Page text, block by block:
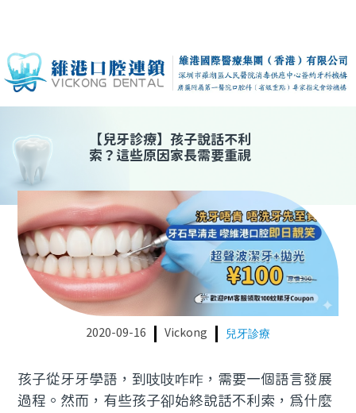
【兒牙診療】 孩子說話不利
索？這些原因家長需要重視
2020-09-16 Vickong 兒牙診療
孩子從牙牙學語，到吱吱咋咋，需要一個語言發展
過程。然而，有些孩子卻始終說話不利索，為什麼